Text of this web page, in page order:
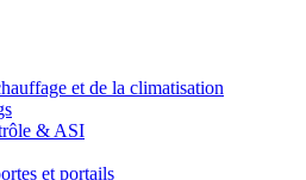
et de la climatisation
& ASI
et portails